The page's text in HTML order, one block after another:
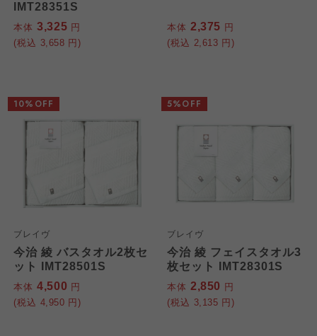
IMT28351S
本体 3,325 円
(税込 3,658 円)
本体 2,375 円
(税込 2,613 円)
ブレイヴ
今治 綾 バスタオル2枚セ
ット IMT28501S
本体 4,500 円
(税込 4,950 円)
10%OFF
ブレイヴ
今治 綾 フェイスタオル3
枚セット IMT28301S
本体 2,850 円
(税込 3,135 円)
5%OFF